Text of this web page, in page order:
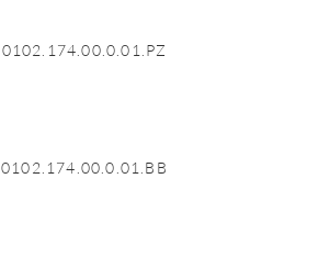
0102.174.00.0.01.PZ
0102.174.00.0.01.BB